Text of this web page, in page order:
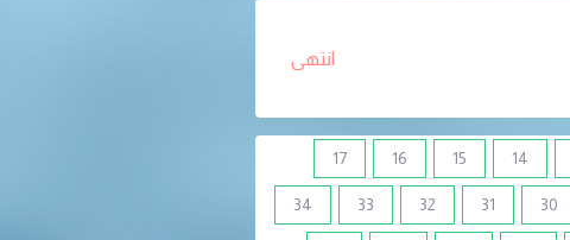
انتهى
14
15
16
17
30
31
32
33
34